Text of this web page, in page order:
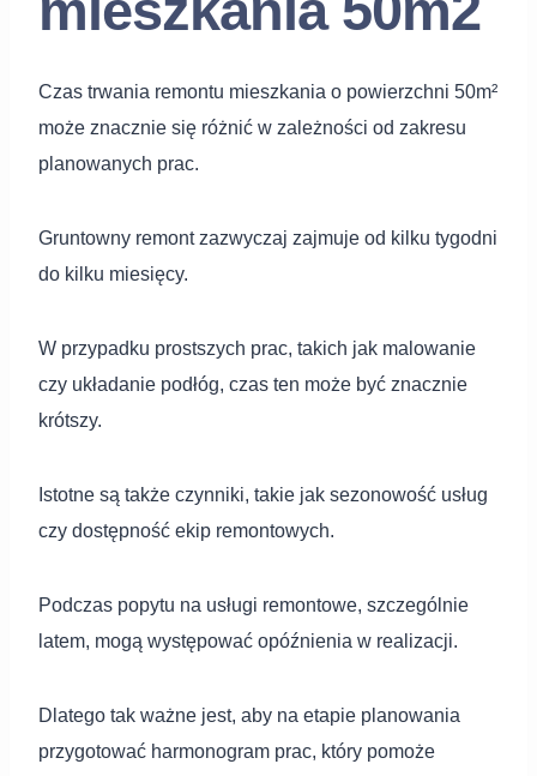
Czas trwania remontu mieszkania o powierzchni 50m²
może znacznie się różnić w zależności od zakresu
planowanych prac.
Gruntowny remont zazwyczaj zajmuje od kilku tygodni
do kilku miesięcy.
W przypadku prostszych prac, takich jak malowanie
czy układanie podłóg, czas ten może być znacznie
krótszy.
Istotne są także czynniki, takie jak sezonowość usług
czy dostępność ekip remontowych.
Podczas popytu na usługi remontowe, szczególnie
latem, mogą występować opóźnienia w realizacji.
Dlatego tak ważne jest, aby na etapie planowania
przygotować harmonogram prac, który pomoże